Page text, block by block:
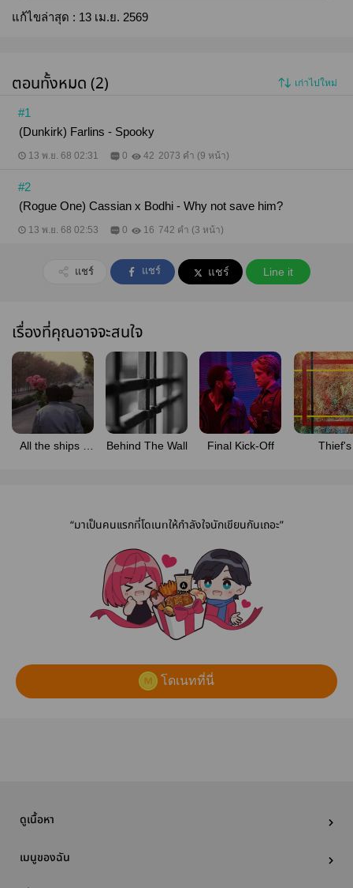
แก้ไขล่าสุด : 13 เม.ย. 2569
ตอนทั้งหมด (2) เก่าไปใหม่
#1
(Dunkirk) Farlins - Spooky
13 พ.ย. 68 02:31 0 42 2073 คำ (9 หน้า)
#2
(Rogue One) Cassian x Bodhi - Why not save him?
13 พ.ย. 68 02:53 0 16 742 คำ (3 หน้า)
แชร์ แชร์ แชร์ Line it
เรื่องที่คุณอาจจะสนใจ
All the ships I
Behind The Wall Final Kick-Off Thief's
“มาเป็นคนแรกที่โดเนทให้กำลังใจนักเขียนกันเถอะ”
โดเนทที่นี่
ดูเนื้อหา
เมนูของฉัน